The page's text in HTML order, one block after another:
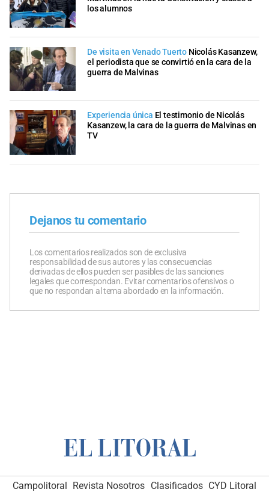
los alumnos
De visita en Venado Tuerto Nicolás Kasanzew,
el periodista que se convirtió en la cara de la
guerra de Malvinas
Experiencia única El testimonio de Nicolás
Kasanzew, la cara de la guerra de Malvinas en
TV
Dejanos tu comentario
Los comentarios realizados son de exclusiva
responsabilidad de sus autores y las consecuencias
derivadas de ellos pueden ser pasibles de las sanciones
legales que correspondan. Evitar comentarios ofensivos o
que no respondan al tema abordado en la información.
Campolitoral Revista Nosotros Clasificados CYD Litoral